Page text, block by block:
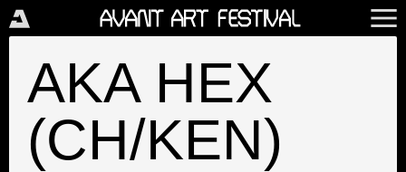
AKA HEX
(CH/KEN)